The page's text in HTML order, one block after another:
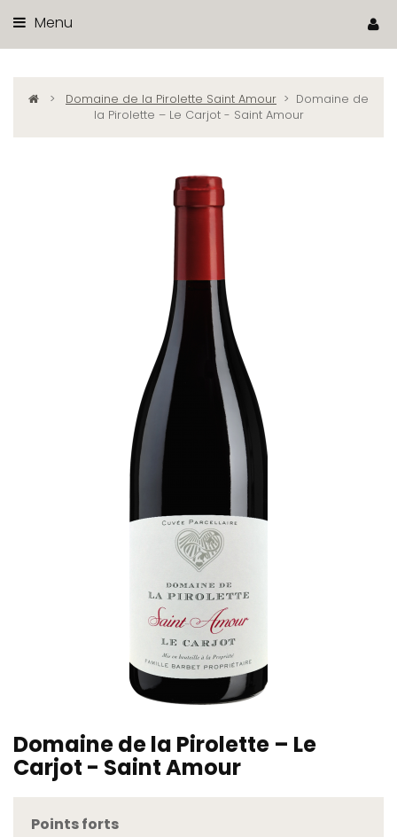
Menu
> Domaine de la Pirolette Saint Amour > Domaine de
la Pirolette – Le Carjot - Saint Amour
Domaine de la Pirolette – Le
Carjot - Saint Amour
Points forts